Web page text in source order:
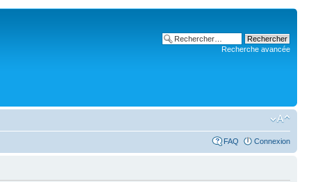
Recherche avancée
FAQ Connexion